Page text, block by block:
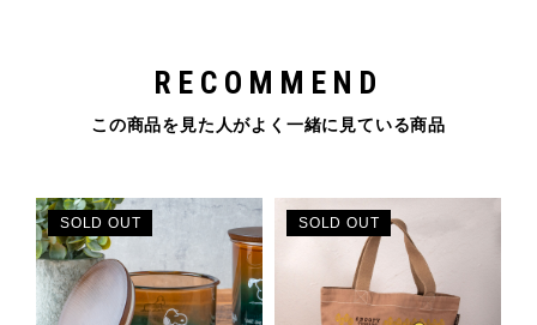
RECOMMEND
この商品を見た人がよく一緒に見ている商品
SOLD OUT SOLD OUT